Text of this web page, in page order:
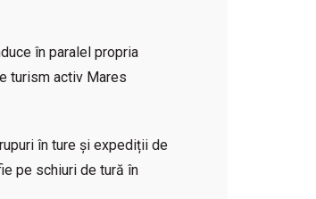
în paralel propria
turism activ Mares
în ture și expediții de
pe schiuri de tură în